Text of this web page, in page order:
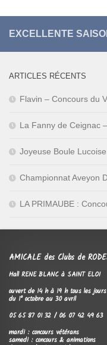
EXCELLENTE
ARTICLES RÉCENTS
Flavin – Concours du
La Fanny de Ceignac
Joyeuse Boule
Championnat Aveyon
LA PRIMAUBE :
AMICALE des Clubs de
Hall RENE BLANC à SAINT ELOI
ouvert de 14 h à 19 h tous les jours
du 1° octobre au 30 avril
05 65 87 01 32 / 06 07 42 49 63
mardi : concours vétérans
samedi : concours & animations